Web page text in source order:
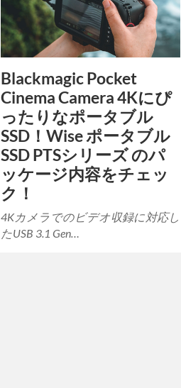
Blackmagic Pocket
Cinema Camera 4Kにぴ
ったりなポータブル
SSD！Wise ポータブル
SSD PTSシリーズ のパ
ッケージ内容をチェッ
ク！
4Kカメラでのビデオ収録に対応し
たUSB 3.1 Gen…